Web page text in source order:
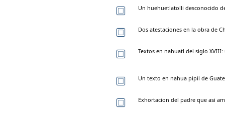
Un huehuetlatolli desconocido
Dos atestaciones en la obra de
Textos en nahuatl del siglo
Un texto en nahua pipil de
Exhortacion del padre que asi